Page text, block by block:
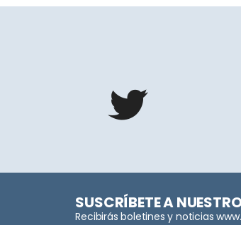
SUSCRÍBETE A
Recibirás boletines y noticias